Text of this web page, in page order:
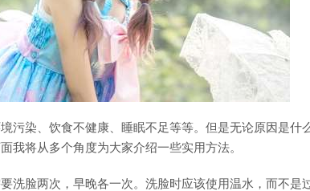
污染、饮食不健康、睡眠不足等等。但是无论原因是什
我将从多个角度为大家介绍一些实用方法。
洗脸两次，早晚各一次。洗脸时应该使用温水，而不是